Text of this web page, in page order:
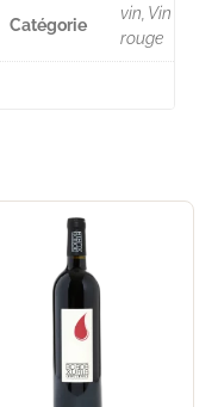
Catégorie
vin, Vin
rouge